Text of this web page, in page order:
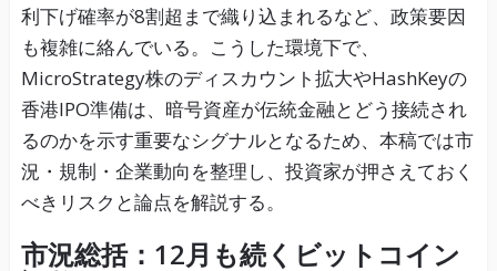
利下げ確率が8割超まで織り込まれるなど、政策要因
も複雑に絡んでいる。こうした環境下で、
MicroStrategy株のディスカウント拡大やHashKeyの
香港IPO準備は、暗号資産が伝統金融とどう接続され
るのかを示す重要なシグナルとなるため、本稿では市
況・規制・企業動向を整理し、投資家が押さえておく
べきリスクと論点を解説する。
市況総括：12月も続くビットコイン